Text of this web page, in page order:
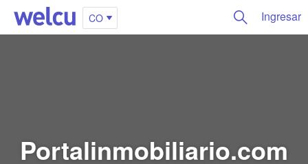
CO Ingresar
Portalinmobiliario.com